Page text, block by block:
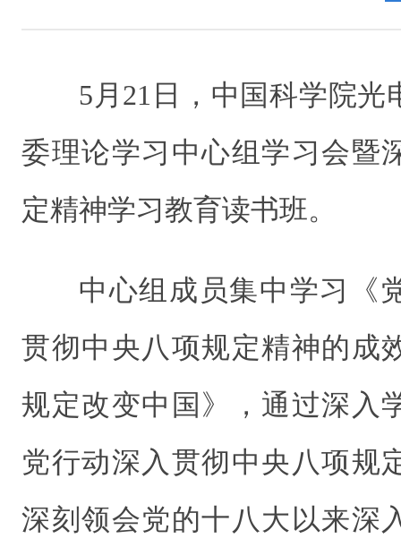
5月21日，中国科学院
委理论学习中心组学习会暨
定精神学习教育读书班。
中心组成员集中学习《
贯彻中央八项规定精神的成
规定改变中国》，通过深入
党行动深入贯彻中央八项规
深刻领会党的十八大以来深